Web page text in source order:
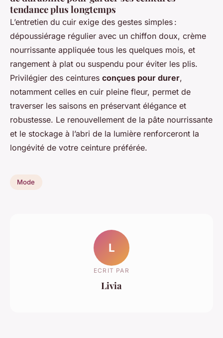
tendance plus longtemps
L’entretien du cuir exige des gestes simples :
dépoussiérage régulier avec un chiffon doux, crème
nourrissante appliquée tous les quelques mois, et
rangement à plat ou suspendu pour éviter les plis.
Privilégier des ceintures conçues pour durer,
notamment celles en cuir pleine fleur, permet de
traverser les saisons en préservant élégance et
robustesse. Le renouvellement de la pâte nourrissante
et le stockage à l’abri de la lumière renforceront la
longévité de votre ceinture préférée.
Mode
L
ECRIT PAR
Livia